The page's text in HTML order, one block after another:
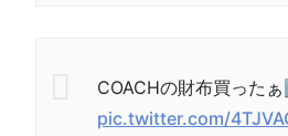
COACHの財布買った
pic.twitter.com/